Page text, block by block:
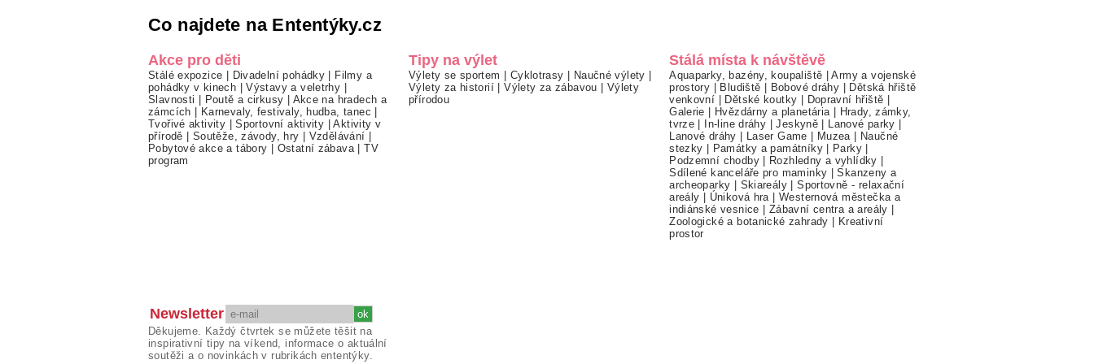
Co najdete na Ententýky.cz
Akce pro děti
Stálé expozice | Divadelní pohádky | Filmy a
pohádky v kinech |Výstavy a veletrhy |
Slavnosti | Poutě a cirkusy | Akce na hradech a
zámcích | Karnevaly, festivaly, hudba, tanec |
Tvořivé aktivity |Sportovní aktivity |Aktivity v
přírodě | Soutěže, závody, hry | Vzdělávání |
Pobytové akce a tábory | Ostatní zábava |TV
program
Tipy na výlet
Výlety se sportem | Cyklotrasy | Naučné výlety |
Výlety za historií |Výlety za zábavou | Výlety
přírodou
Stálá místa k návštěvě
Aquaparky, bazény, koupaliště |Army a vojenské
prostory | Bludiště | Bobové dráhy | Dětská hřiště
venkovní | Dětské koutky | Dopravní hřiště |
Galerie | Hvězdárny a planetária | Hrady, zámky,
tvrze | In-line dráhy |Jeskyně | Lanové parky |
Lanové dráhy | Laser Game | Muzea | Naučné
stezky | Památky a památníky| Parky |
Podzemní chodby| Rozhledny a vyhlídky |
Sdílené kanceláře pro maminky |Skanzeny a
archeoparky | Skiareály |Sportovně - relaxační
areály | Úniková hra |Westernová městečka a
indiánské vesnice | Zábavní centra a areály |
Zoologické a botanické zahrady | Kreativní
prostor
Newsletter
Děkujeme. Každý čtvrtek se můžete těšit na
inspirativní tipy na víkend, informace o aktuální
soutěži a o novinkách v rubrikách ententýky.